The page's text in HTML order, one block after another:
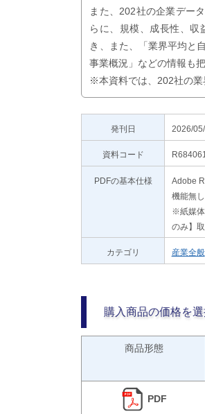
また、202社の企業デー
らに、規模、成長性、
き、また、「業界平均と
事業概況」などの情報も
※本資料では、202社の業
発刊日 2026/
資料コード
PDFの基本仕様
Adobe
機能無
※紙媒体
のみ】
カテゴリ 産業全般
購入商品の価格を
商品形態
PDF